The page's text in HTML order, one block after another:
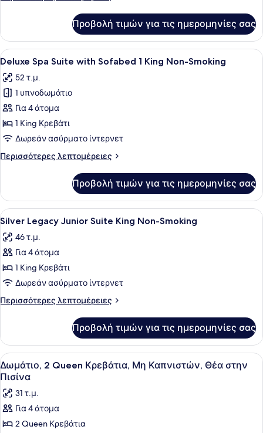
Bedroom
One
Bedroom
Suite
Προβολή τιμών για τις ημερομηνίες σας
Προβολή
όλων
των
φωτογραφιών
για
Deluxe
Spa
Suite
with
King
Non-
Smoking
Ένα δωμάτιο ξενοδοχείου με ένα
7
Deluxe Spa Suite with Sofabed 1 King Non-Smoking
52 τ.μ.
1 υπνοδωμάτιο
Για 4 άτομα
1 King Κρεβάτι
Δωρεάν ασύρματο ίντερνετ
Περισσότερες λεπτομέρειες
Περισσότερες
Spa
Suite
with
King
Smoking
Προβολή τιμών για τις ημερομηνίες σας
Προβολή
όλων
των
φωτογραφιών
για
Silver
Legacy
Junior
King
Non-
Smoking
Ένα δωμάτιο ξενοδοχείου με ένα
6
Silver Legacy Junior Suite King Non-Smoking
46 τ.μ.
Για 4 άτομα
1 King Κρεβάτι
Δωρεάν ασύρματο ίντερνετ
Περισσότερες λεπτομέρειες
Περισσότερες
Legacy
Junior
Suite
King
Non-
Smoking
Προβολή τιμών για τις ημερομηνίες σας
Προβολή
όλων
των
φωτογραφιών
για
Δωμάτιο,
Ένα δωμάτιο ξενοδοχείου με δύο
5
Δωμάτιο, 2 Queen Κρεβάτια, Μη Καπνιστών, Θέα στην
Πισίνα
31 τ.μ.
Για 4 άτομα
2 Queen Κρεβάτια